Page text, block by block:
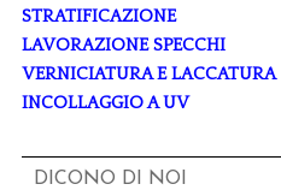
STRATIFICAZIONE
LAVORAZIONE SPECCHI
VERNICIATURA E LACCATURA
INCOLLAGGIO A UV
DICONO DI NOI